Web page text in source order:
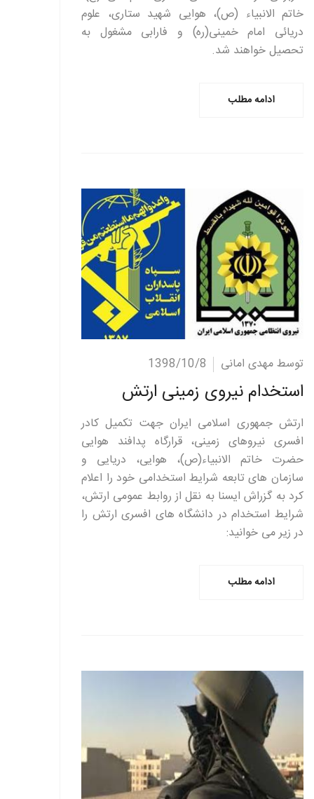
خاتم الانبیاء (ص)، هوایی شهید ستاری، علوم
دریائی امام خمینی(ره) و فارابی مشغول به
تحصیل خواهند شد.
ادامه مطلب
ادامه مطلب توسط مهدی امانی 1398/10/8
استخدام نیروی زمینی ارتش
ارتش جمهوری اسلامی ایران جهت تکمیل کادر
افسری نیروهای زمینی، قرارگاه پدافند هوایی
حضرت خاتم الانبیاء(ص)، هوایی، دریایی و
سازمان های تابعه شرایط استخدامی خود را اعلام
کرد به گزراش ایسنا به نقل از روابط عمومی ارتش،
شرایط استخدام در دانشگاه های افسری ارتش را
در زیر می خوانید:
ادامه مطلب